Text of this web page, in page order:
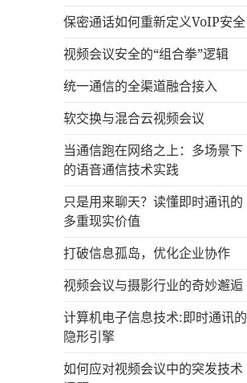
保密通话如何重新定义VoIP安全
视频会议安全的“组合拳”逻辑
统一通信的‌全渠道融合接入
软交换与混合云视频会议
当通信跑在网络之上：多场景下
的语音通信技术实践
只是用来聊天？读懂即时通讯的
多重现实价值
打破信息孤岛，优化企业协作
视频会议与摄影行业的奇妙邂逅
计算机电子信息技术:即时通讯的
隐形引擎
如何应对视频会议中的突发技术